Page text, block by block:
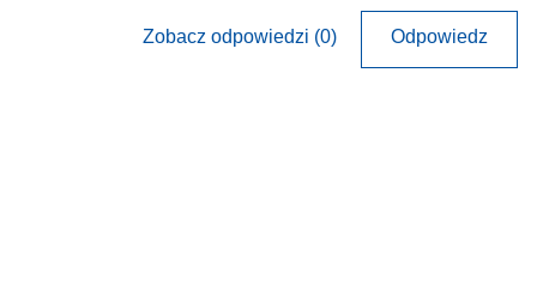
Zobacz odpowiedzi (0) Odpowiedz